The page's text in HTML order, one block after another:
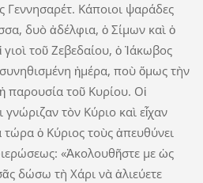
Γεννησαρέτ. Κάποιοι ψαράδες
δυὸ ἀδέλφια, ὁ Σίμων καὶ ὁ
τοῦ Ζεβεδαίου, ὁ Ἰάκωβος
ἡμέρα, ποὺ ὅμως τὴν
παρουσία τοῦ Κυρίου. Οἱ
τὸν Κύριο καὶ εἶχαν
τώρα ὁ Κύριος τοὺς ἀπευθύνει
«Ἀκολουθῆστε με ὡς
δώσω τὴ Χάρι νὰ ἁλιεύετε